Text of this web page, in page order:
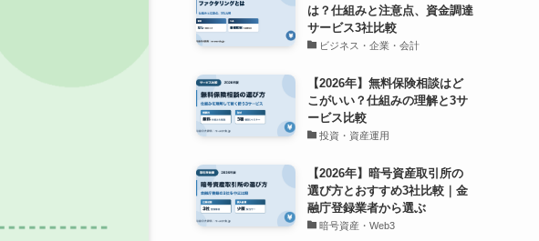
は？仕組みと注意点、資金調達
サービス3社比較
ビジネス・企業・会計
【2026年】無料保険相談はど
こがいい？仕組みの理解と3サ
ービス比較
投資・資産運用
【2026年】暗号資産取引所の
選び方とおすすめ3社比較｜金
融庁登録業者から選ぶ
暗号資産・Web3